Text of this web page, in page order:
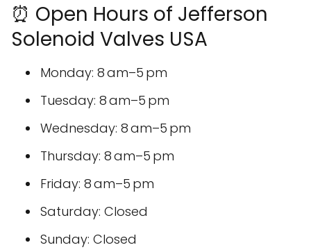
⏰ Open Hours of Jefferson
Solenoid Valves USA
Monday: 8 am–5 pm
Tuesday: 8 am–5 pm
Wednesday: 8 am–5 pm
Thursday: 8 am–5 pm
Friday: 8 am–5 pm
Saturday: Closed
Sunday: Closed